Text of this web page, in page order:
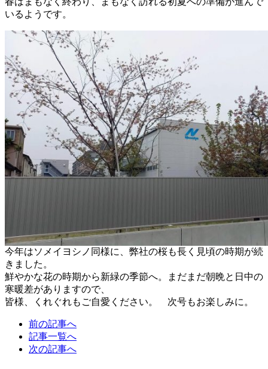
いるようです。
今年はソメイヨシノ同様に、弊社の桜も長く見頃の時期が続
きました。
鮮やかな花の時期から新緑の季節へ。まだまだ朝晩と日中の
寒暖差がありますので、
皆様、くれぐれもご自愛ください。 次号もお楽しみに。
前の記事へ
記事一覧へ
次の記事へ